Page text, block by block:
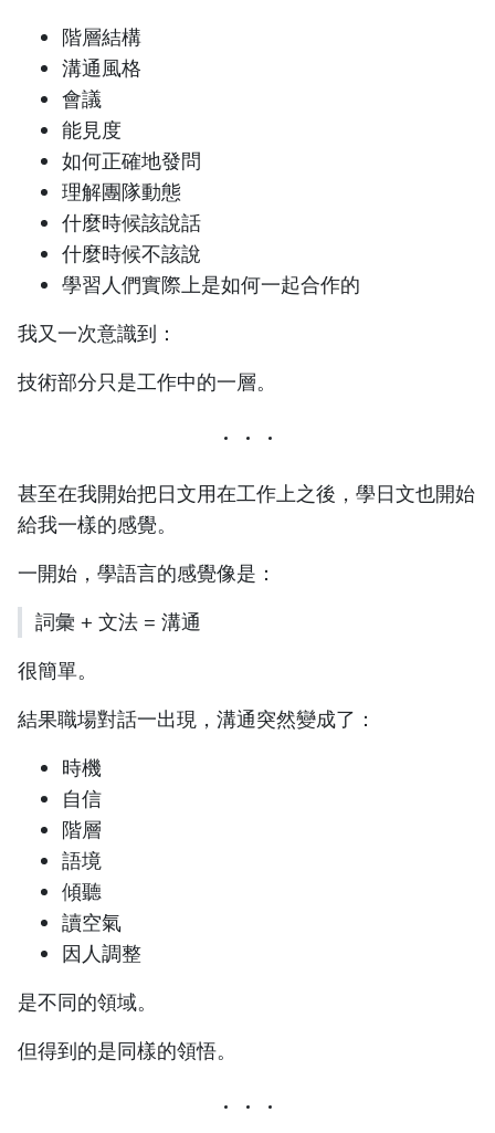
階層結構
溝通風格
會議
能見度
如何正確地發問
理解團隊動態
什麼時候該說話
什麼時候不該說
學習人們實際上是如何一起合作的
我又一次意識到：
技術部分只是工作中的一層。
甚至在我開始把日文用在工作上之後，學日文也開始
給我一樣的感覺。
一開始，學語言的感覺像是：
詞彙 + 文法 = 溝通
很簡單。
結果職場對話一出現，溝通突然變成了：
時機
自信
階層
語境
傾聽
讀空氣
因人調整
是不同的領域。
但得到的是同樣的領悟。